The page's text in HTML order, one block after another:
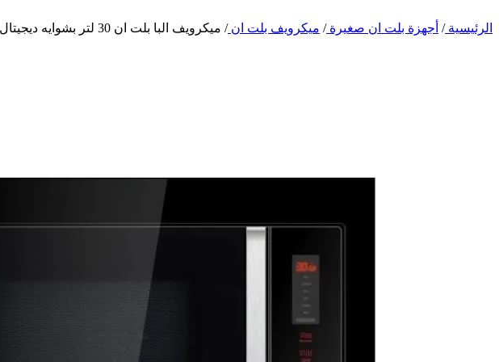
الرئيسية/ أجهزة بلت ان صغيرة/ ميكرويف بلت ان/ ميكرويف البا بلت ان 30 لتر بشوايه ديجيتال – أسود BLACK32